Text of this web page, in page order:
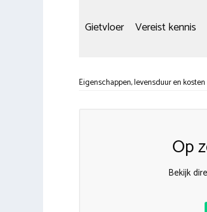
Gietvloer Vereist kennis
Eigenschappen, levensduur en
Op
Bekijk